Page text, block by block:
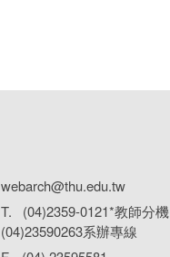
webarch@thu.edu.tw
T. (04)2359-0121*教師分機
(04)23590263系辦專線